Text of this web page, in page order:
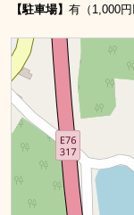
【駐車場】 有（1,000円